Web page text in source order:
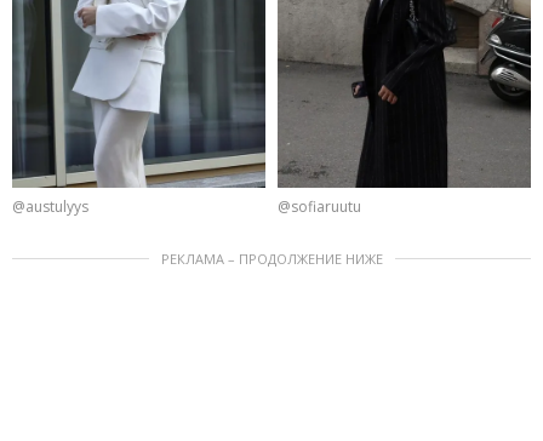
@austulyys @sofiaruutu
РЕКЛАМА – ПРОДОЛЖЕНИЕ НИЖЕ